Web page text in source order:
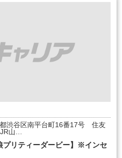
渋谷区南平台町16番17号 住友
山…
プリティーダービー】※インセ